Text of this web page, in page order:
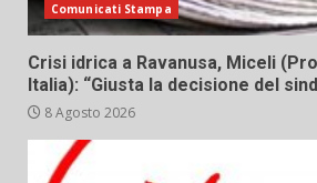
Comunicati Stampa
Crisi idrica a Ravanusa, Miceli
Italia): “Giusta la decisione del
8 Agosto 2026